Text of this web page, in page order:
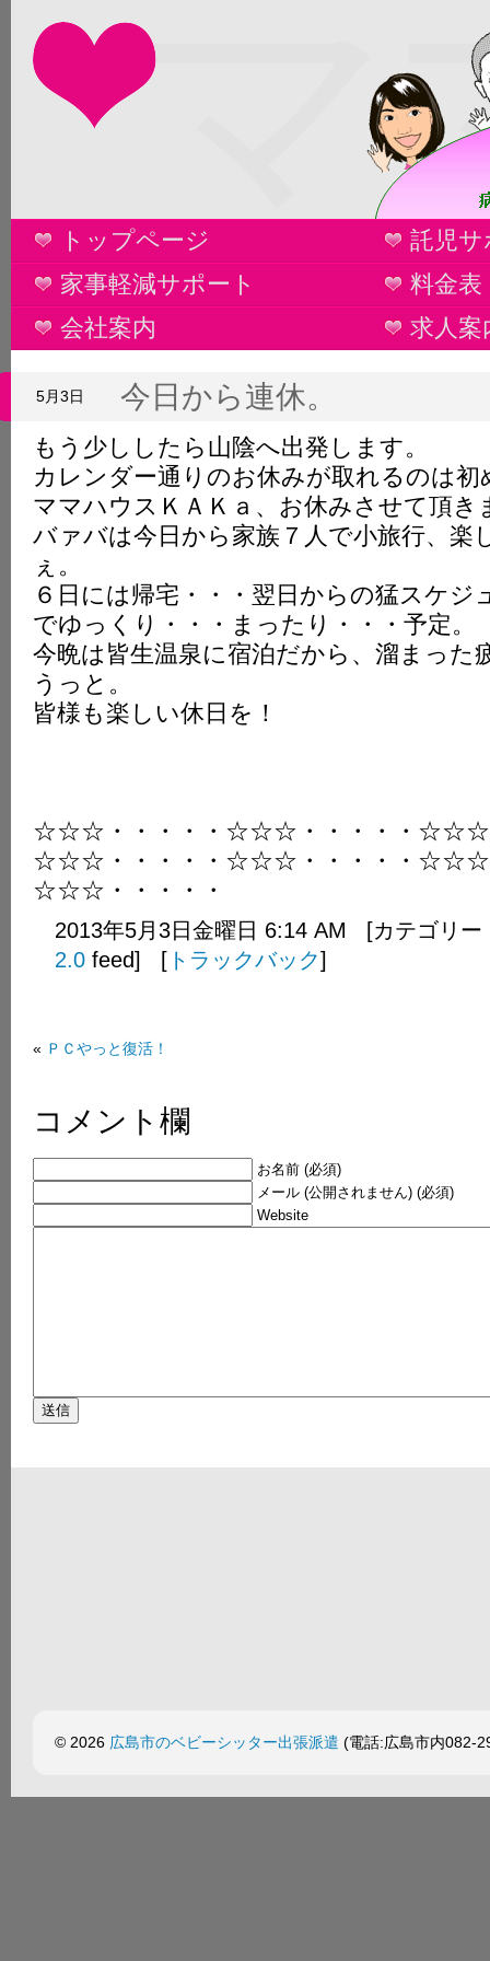
マ
トップページ
託児
家事軽減サポート
料金表
会社案内
求人案
今日から連休。
5月3日
もう少ししたら山陰へ出発します。
カレンダー通りのお休みが取れるのは初
ママハウスＫＡＫａ、お休みさせて頂き
バァバは今日から家族７人で小旅行、楽
ぇ。
６日には帰宅・・・翌日からの猛スケジ
でゆっくり・・・まったり・・・予定。
今晩は皆生温泉に宿泊だから、溜まった
うっと。
皆様も楽しい休日を！
☆☆☆・・・・・☆☆☆・・・・・☆☆☆
☆☆☆・・・・・☆☆☆・・・・・☆☆☆
☆☆☆・・・・・
2013年5月3日金曜日 6:14 AM [カテゴリー
2.0 feed] [ トラックバック]
« ＰＣやっと復活！
コメント欄
お名前 (必須)
メール (公開されません) (必須)
Website
© 2026 広島市のベビーシッター出張派遣 (電話:広島市内082-